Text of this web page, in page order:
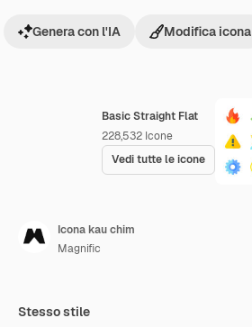
Basic Straight Flat
228,532 Icone
Vedi tutte le icone
Genera con l'IA Modifica icona
Icona kau chim
Magnific
Stesso stile